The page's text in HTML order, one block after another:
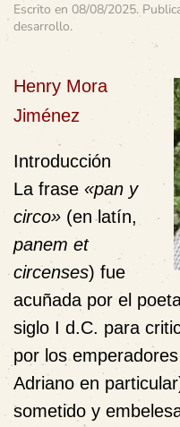
Escrito en 08/08/2025.
desarrollo.
Henry Mora
Jiménez
Introducción
La frase «pan y
circo» (en latín,
panem et
circenses) fue
acuñada por el
siglo I d.C. para
por los
Adriano en
sometido y